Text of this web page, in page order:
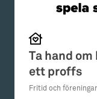
Ta hand
ett proffs
Fritid och föreningar